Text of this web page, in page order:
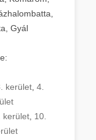
Gyál
kerület, 4.
kerület, 10.